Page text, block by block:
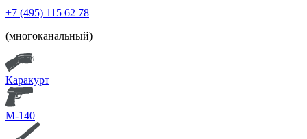
+7 (495) 115 62 78
(многоканальный)
Каракурт
М-140